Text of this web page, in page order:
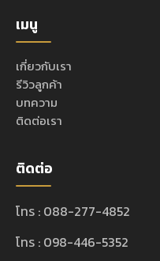
เมนู
เกี่ยวกับเรา
รีวิวลูกค้า
บทความ
ติดต่อเรา
ติดต่อ
โทร : 088-277-4852
โทร : 098-446-5352